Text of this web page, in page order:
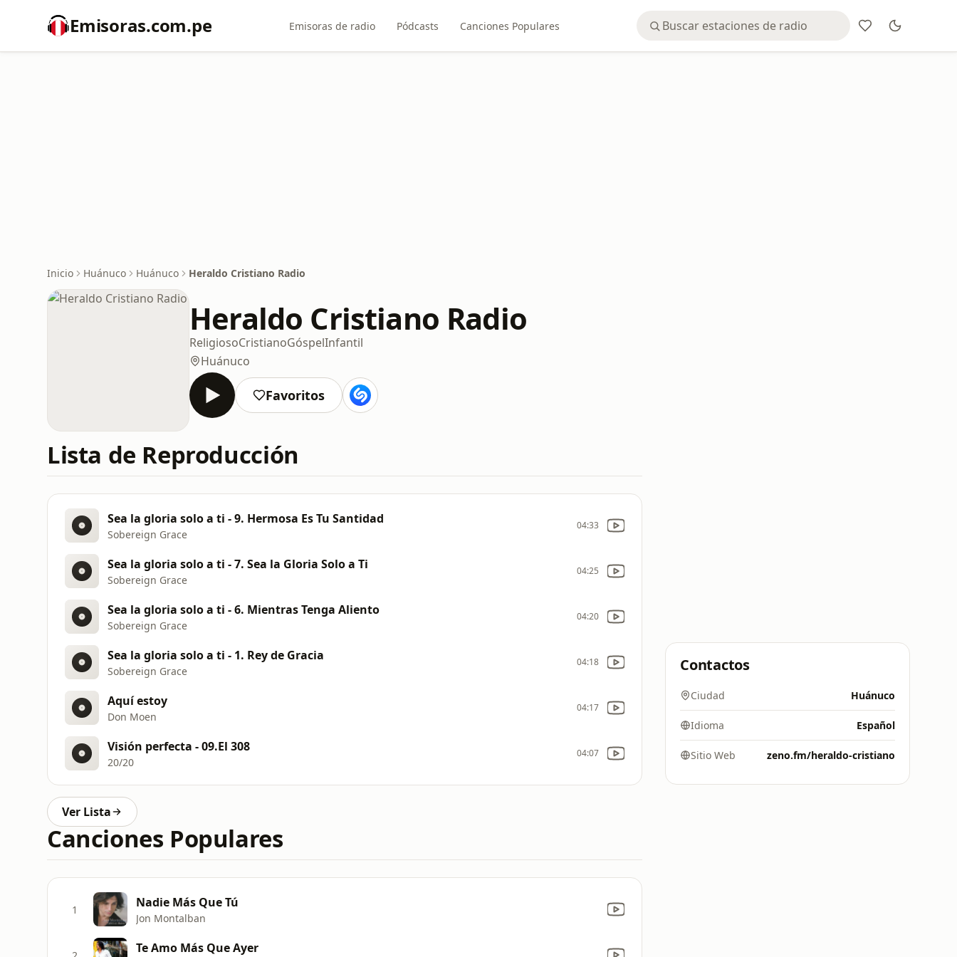
Emisoras.com.pe Emisoras de radio Pódcasts Canciones Populares
Inicio Huánuco Huánuco Heraldo Cristiano Radio
Heraldo Cristiano Radio
ReligiosoCristianoGóspelInfantil
Huánuco
Favoritos
Lista de Reproducción
Sea la gloria solo a ti - 9. Hermosa Es Tu Santidad
Sobereign Grace
04:33
Sea la gloria solo a ti - 7. Sea la Gloria Solo a Ti
Sobereign Grace
04:25
Sea la gloria solo a ti - 6. Mientras Tenga Aliento
Sobereign Grace
04:20
Sea la gloria solo a ti - 1. Rey de Gracia
Sobereign Grace
04:18
Aquí estoy
Don Moen
04:17
Visión perfecta - 09.El 308
20/20
04:07
Ver Lista
Canciones Populares
1 Nadie Más Que Tú
Jon Montalban
Te Amo Más Que Ayer
Contactos
Ciudad Huánuco
Idioma Español
Sitio Web zeno.fm/heraldo-cristiano